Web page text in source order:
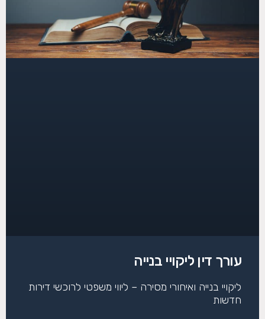
עורך דין ליקויי בנייה
ליקויי בנייה ואיחורי מסירה – ליווי משפטי לרוכשי דירות
חדשות